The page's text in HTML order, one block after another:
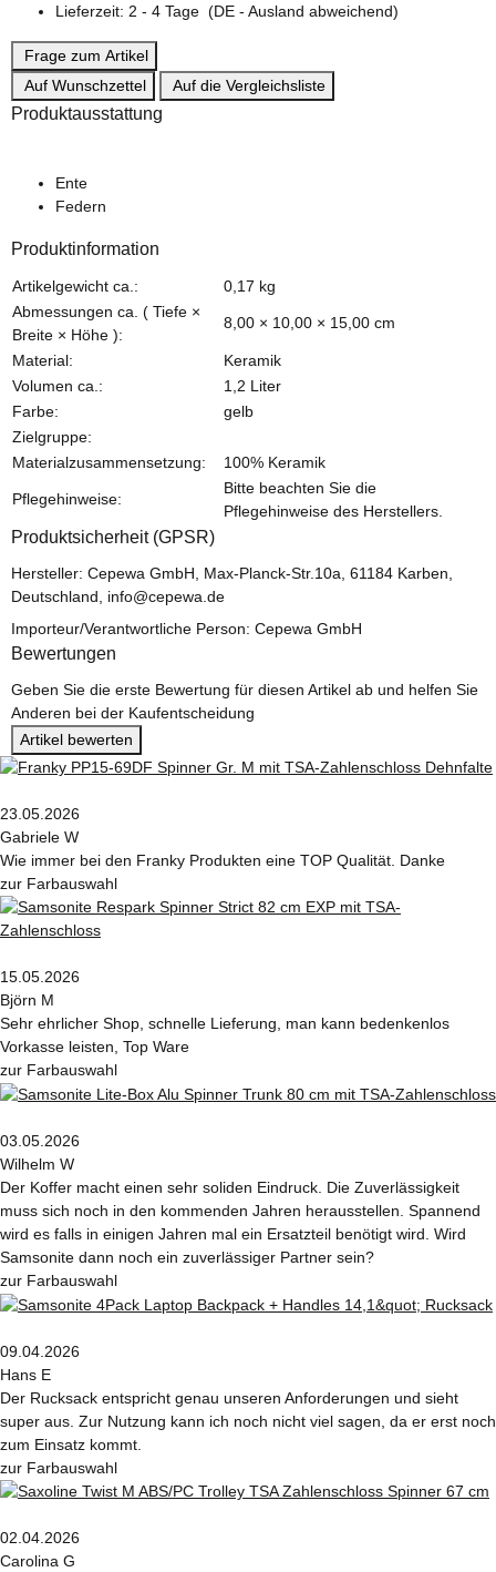
Lieferzeit: 2 - 4 Tage (DE - Ausland abweichend)
Frage zum Artikel
Auf Wunschzettel
Auf die Vergleichsliste
Produktausstattung
Ente
Federn
Produktinformation
Produkteigenschaft
Wert
Artikelgewicht ca.: 0,17 kg
Abmessungen ca. ( Tiefe ×
Breite × Höhe ):
8,00 × 10,00 × 15,00 cm
Material:
Keramik
Volumen ca.:
1,2 Liter
Farbe:
gelb
Zielgruppe:
Materialzusammensetzung:
100% Keramik
Pflegehinweise:
Bitte beachten Sie die
Pflegehinweise des Herstellers.
Produktsicherheit (GPSR)
Hersteller: Cepewa GmbH, Max-Planck-Str.10a, 61184 Karben,
Deutschland, info@cepewa.de
Importeur/Verantwortliche Person: Cepewa GmbH
Bewertungen
Geben Sie die erste Bewertung für diesen Artikel ab und helfen Sie
Anderen bei der Kaufentscheidung
Artikel bewerten
23.05.2026
Gabriele W
Wie immer bei den Franky Produkten eine TOP Qualität. Danke
zur Farbauswahl
15.05.2026
Björn M
Sehr ehrlicher Shop, schnelle Lieferung, man kann bedenkenlos
Vorkasse leisten, Top Ware
zur Farbauswahl
03.05.2026
Wilhelm W
Der Koffer macht einen sehr soliden Eindruck. Die Zuverlässigkeit
muss sich noch in den kommenden Jahren herausstellen. Spannend
wird es falls in einigen Jahren mal ein Ersatzteil benötigt wird. Wird
Samsonite dann noch ein zuverlässiger Partner sein?
zur Farbauswahl
09.04.2026
Hans E
Der Rucksack entspricht genau unseren Anforderungen und sieht
super aus. Zur Nutzung kann ich noch nicht viel sagen, da er erst noch
zum Einsatz kommt.
zur Farbauswahl
02.04.2026
Carolina G